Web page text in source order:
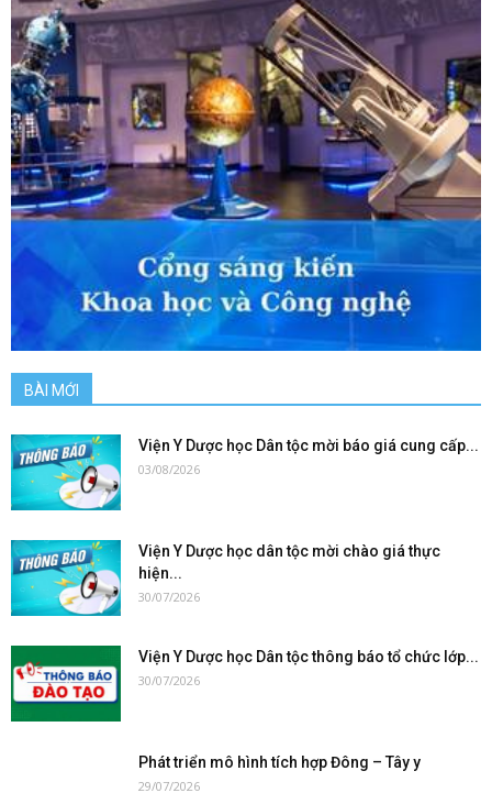
BÀI MỚI
Viện Y Dược học Dân tộc mời báo giá cung cấp...
03/08/2026
Viện Y Dược học dân tộc mời chào giá thực
hiện...
30/07/2026
Viện Y Dược học Dân tộc thông báo tổ chức lớp...
30/07/2026
Phát triển mô hình tích hợp Đông – Tây y
29/07/2026